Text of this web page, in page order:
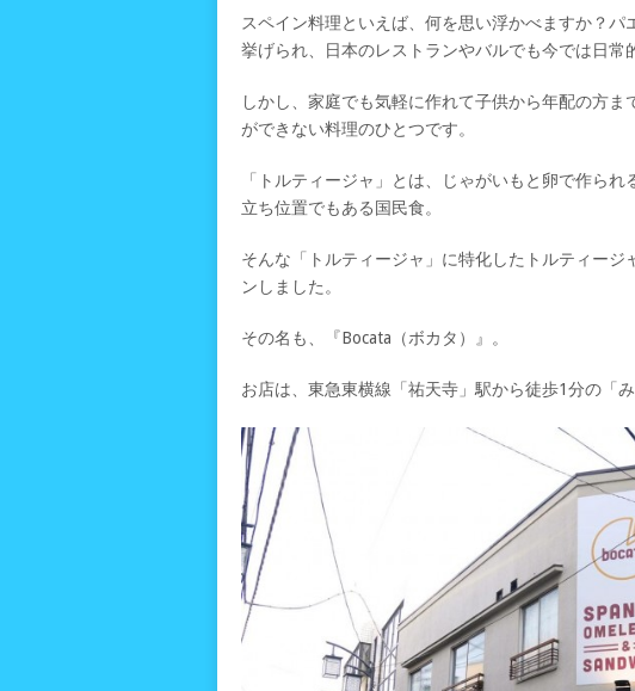
スペイン料理といえば、何を思い浮かべますか？
挙げられ、日本のレストランやバルでも今では日常
しかし、家庭でも気軽に作れて子供から年配の方
ができない料理のひとつです。
「トルティージャ」とは、じゃがいもと卵で作ら
立ち位置でもある国民食。
そんな「トルティージャ」に特化したトルティー
ンしました。
その名も、『Bocata（ボカタ）』。
お店は、東急東横線「祐天寺」駅から徒歩1分の「